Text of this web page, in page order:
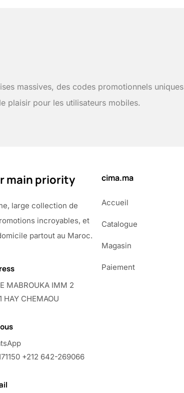
massives, des codes promotionnels uniques
plaisir pour les utilisateurs mobiles.
main priority
large collection de
incroyables, et
partout au Maroc.
MABROUKA IMM 2
HAY CHEMAOU
+212 642-269066
cima.ma
Accueil
Catalogue
Magasin
Paiement